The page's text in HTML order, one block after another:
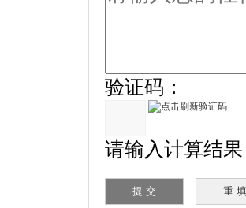
验证码：
请输入计算结果（